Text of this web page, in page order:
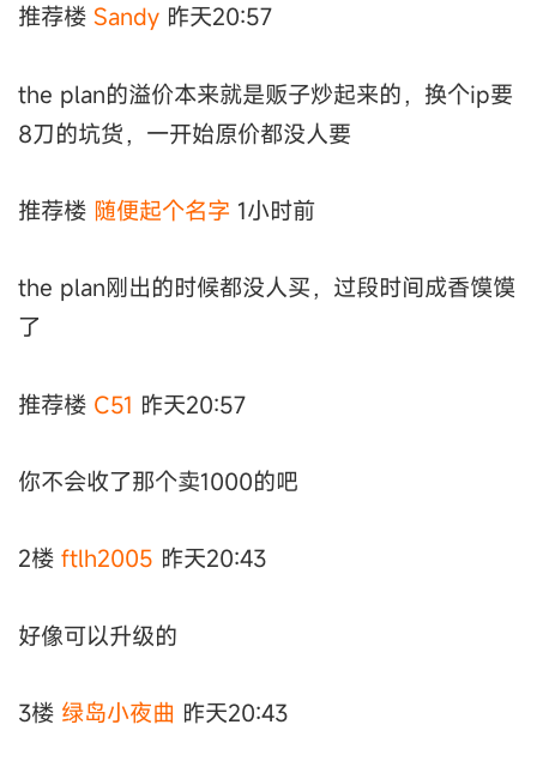
推荐楼 Sandy 昨天20:57
the plan的溢价本来就是贩子炒起来的，换个ip要
8刀的坑货，一开始原价都没人要
推荐楼 随便起个名字 1小时前
the plan刚出的时候都没人买，过段时间成香馍馍
了
推荐楼 C51 昨天20:57
你不会收了那个卖1000的吧
2楼 ftlh2005 昨天20:43
好像可以升级的
3楼 绿岛小夜曲 昨天20:43